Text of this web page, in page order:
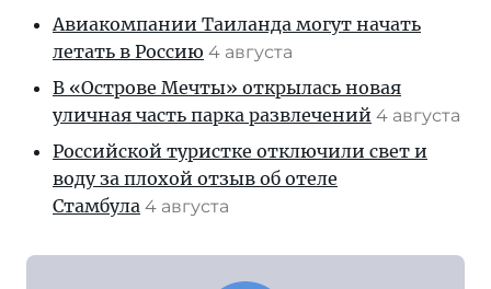
Авиакомпании Таиланда могут начать
летать в Россию 4 августа
В «Острове Мечты» открылась новая
уличная часть парка развлечений 4 августа
Российской туристке отключили свет и
воду за плохой отзыв об отеле
Стамбула 4 августа